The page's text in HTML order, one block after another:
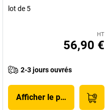
lot de 5
HT
56,90 €
2-3 jours ouvrés
Afficher le produit